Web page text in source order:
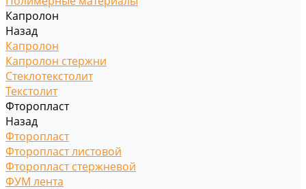
Капролон
Назад
Капролон
Капролон стержни
Стеклотекстолит
Текстолит
Фторопласт
Назад
Фторопласт
Фторопласт листовой
Фторопласт стержневой
ФУМ лента